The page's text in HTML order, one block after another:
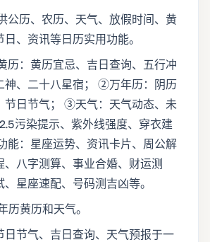
公历、农历、天气、放假时间、黄
、资讯等日历实用功能。
历：黄历宜忌、吉日查询、五行冲
神、二十八星宿； ②万年历：阴历
节日节气； ③天气：天气动态、未
污染提示、紫外线强度、穿衣建
能：星座运势、资讯卡片、周公解
、八字测算、事业合婚、财运测
星座速配、号码测吉凶等。
历黄历和天气。
日节气、吉日查询、天气预报于一